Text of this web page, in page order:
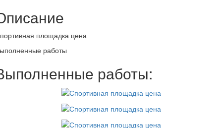
площадка цена
работы
работы: